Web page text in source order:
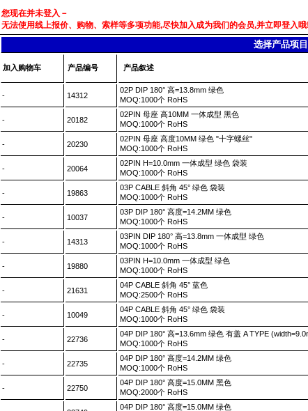
您现在并未登入－
无法使用线上报价、购物、索样等多项功能,尽快加入成为我们的会员,并立即登入
选择产品项目
加入购物车 产品编号 产品叙述
- 14312
02P DIP 180° 高=13.8mm 绿色
MOQ:1000个 RoHS
- 20182
02PIN 母座 高10MM 一体成型 黑色
MOQ:1000个 RoHS
- 20230
02PIN 母座 高度10MM 绿色 "十字螺丝"
MOQ:1000个 RoHS
- 20064
02PIN H=10.0mm 一体成型 绿色 袋装
MOQ:1000个 RoHS
- 19863
03P CABLE 斜角 45° 绿色 袋装
MOQ:1000个 RoHS
- 10037
03P DIP 180° 高度=14.2MM 绿色
MOQ:1000个 RoHS
- 14313
03PIN DIP 180° 高=13.8mm 一体成型 绿色
MOQ:1000个 RoHS
- 19880
03PIN H=10.0mm 一体成型 绿色
MOQ:1000个 RoHS
- 21631
04P CABLE 斜角 45° 蓝色
MOQ:2500个 RoHS
- 10049
04P CABLE 斜角 45° 绿色 袋装
MOQ:1000个 RoHS
- 22736
04P DIP 180° 高=13.6mm 绿色 有盖 A TYPE
MOQ:1000个 RoHS
- 22735
04P DIP 180° 高度=14.2MM 绿色
MOQ:1000个 RoHS
- 22750
04P DIP 180° 高度=15.0MM 黑色
MOQ:2000个 RoHS
04P DIP 180° 高度=15.0MM 绿色